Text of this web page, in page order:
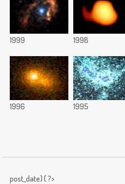
1999 1998
1996 1995
post_date) { ?>